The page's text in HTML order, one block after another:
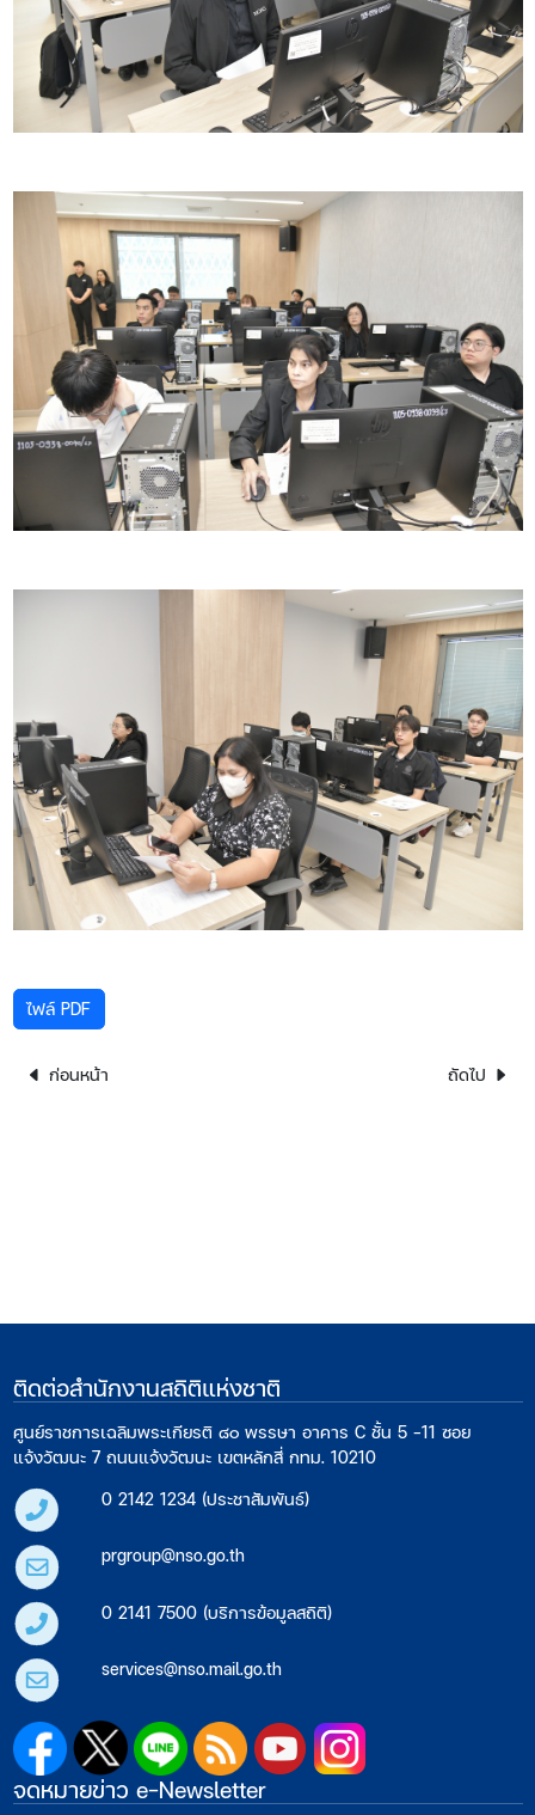
ไฟล์ PDF
ก่อนหน้า ถัดไป
ติดต่อสำนักงานสถิติแห่งชาติ
ศูนย์ราชการเฉลิมพระเกียรติ ๘๐ พรรษา อาคาร C ชั้น 5 -11 ซอย
แจ้งวัฒนะ 7 ถนนแจ้งวัฒนะ เขตหลักสี่ กทม. 10210
0 2142 1234 (ประชาสัมพันธ์)
prgroup@nso.go.th
0 2141 7500 (บริการข้อมูลสถิติ)
services@nso.mail.go.th
จดหมายข่าว e-Newsletter